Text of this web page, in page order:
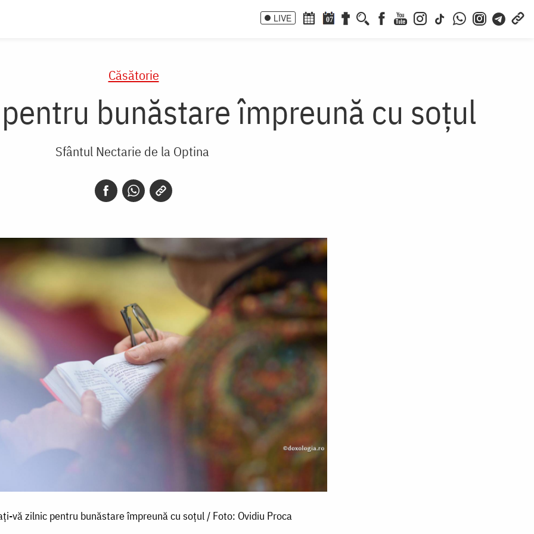
LIVE 07
Căsătorie
bunăstare împreună cu soțul
Sfântul Nectarie de la Optina
vă zilnic pentru bunăstare împreună cu soțul / Foto: Ovidiu Proca